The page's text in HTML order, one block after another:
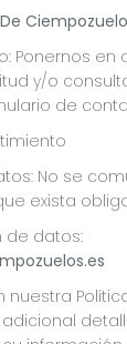
Ponernos en
y/o
de
No se
exista
de datos:
nuestra